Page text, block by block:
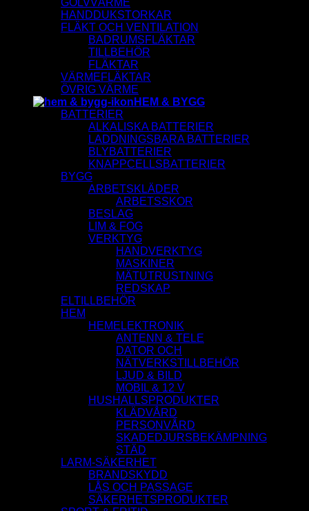
GOLVVÄRME
HANDDUKSTORKAR
FLÄKT OCH VENTILATION
BADRUMSFLÄKTAR
TILLBEHÖR
FLÄKTAR
VÄRMEFLÄKTAR
ÖVRIG VÄRME
HEM & BYGG
BATTERIER
ALKALISKA BATTERIER
LADDNINGSBARA BATTERIER
BLYBATTERIER
KNAPPCELLSBATTERIER
BYGG
ARBETSKLÄDER
ARBETSSKOR
BESLAG
LIM & FOG
VERKTYG
HANDVERKTYG
MASKINER
MÄTUTRUSTNING
REDSKAP
ELTILLBEHÖR
HEM
HEMELEKTRONIK
ANTENN & TELE
DATOR OCH
NÄTVERKSTILLBEHÖR
LJUD & BILD
MOBIL & 12 V
HUSHALLSPRODUKTER
KLÄDVÅRD
PERSONVÅRD
SKADEDJURSBEKÄMPNING
STÄD
LARM-SÄKERHET
BRANDSKYDD
LÅS OCH PASSAGE
SÄKERHETSPRODUKTER